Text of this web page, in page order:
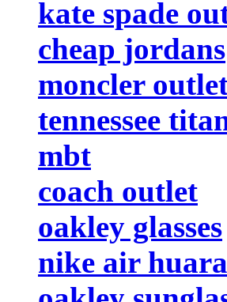
kate spade
cheap jordans
moncler
tennessee
mbt
coach outlet
oakley glasses
nike air